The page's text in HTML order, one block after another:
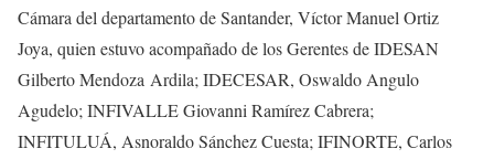
Cámara del departamento de Santander, Víctor Manuel Ortiz
Joya, quien estuvo acompañado de los Gerentes de IDESAN
Gilberto Mendoza Ardila; IDECESAR, Oswaldo Angulo
Agudelo; INFIVALLE Giovanni Ramírez Cabrera;
INFITULUÁ, Asnoraldo Sánchez Cuesta; IFINORTE, Carlos